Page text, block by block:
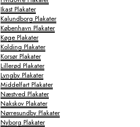
Ikast Plakater
Kalundborg Plakater
København Plakater
Køge Plakater
Kolding Plakater
Korsør Plakater
Lillerød Plakater
Lyngby Plakater
Middelfart Plakater
Næstved Plakater
Nakskov Plakater
Nørresundby Plakater
Nyborg Plakater